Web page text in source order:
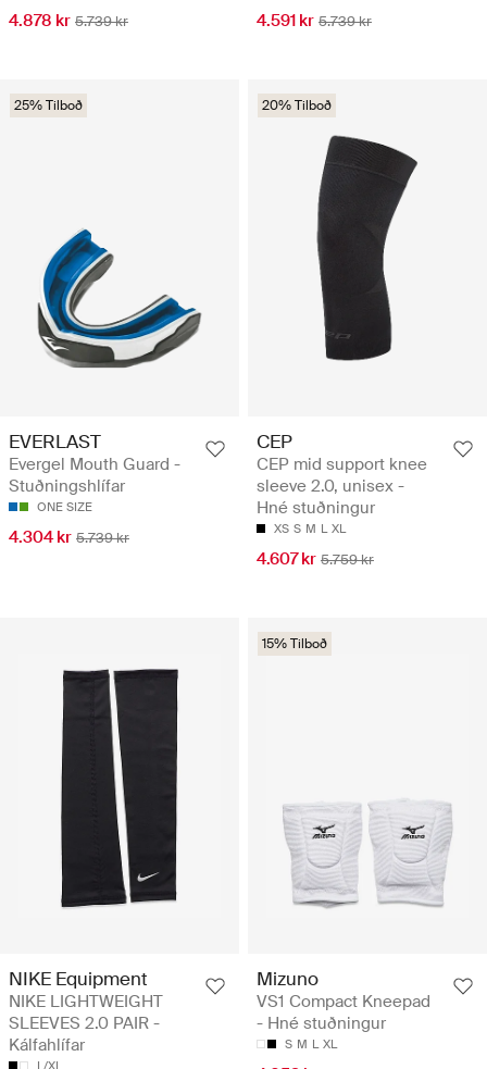
4.878 kr 5.739 kr 4.591 kr 5.739 kr
25% Tilboð
EVERLAST
Evergel Mouth Guard -
Stuðningshlífar
ONE SIZE
4.304 kr 5.739 kr
20% Tilboð
CEP
CEP mid support knee
sleeve 2.0, unisex -
Hné stuðningur
XS S M L XL
4.607 kr 5.759 kr
NIKE Equipment
NIKE LIGHTWEIGHT
SLEEVES 2.0 PAIR -
Kálfahlífar
L/XL
15% Tilboð
Mizuno
VS1 Compact Kneepad
- Hné stuðningur
S M L XL